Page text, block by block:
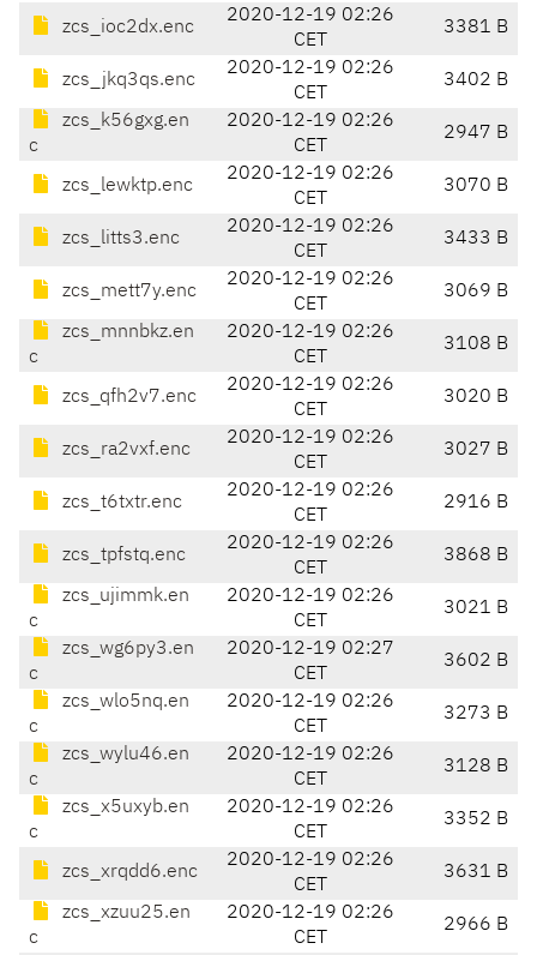
zcs_ioc2dx.enc
2020-12-19 02:26
CET
3381 B
zcs_jkq3qs.enc
2020-12-19 02:26
CET
3402 B
zcs_k56gxg.en
c
2020-12-19 02:26
CET
2947 B
zcs_lewktp.enc
2020-12-19 02:26
CET
3070 B
zcs_litts3.enc
2020-12-19 02:26
CET
3433 B
zcs_mett7y.enc
2020-12-19 02:26
CET
3069 B
zcs_mnnbkz.en
c
2020-12-19 02:26
CET
3108 B
zcs_qfh2v7.enc
2020-12-19 02:26
CET
3020 B
zcs_ra2vxf.enc
2020-12-19 02:26
CET
3027 B
zcs_t6txtr.enc
2020-12-19 02:26
CET
2916 B
zcs_tpfstq.enc
2020-12-19 02:26
CET
3868 B
zcs_ujimmk.en
c
2020-12-19 02:26
CET
3021 B
zcs_wg6py3.en
c
2020-12-19 02:27
CET
3602 B
zcs_wlo5nq.en
c
2020-12-19 02:26
CET
3273 B
zcs_wylu46.en
c
2020-12-19 02:26
CET
3128 B
zcs_x5uxyb.en
c
2020-12-19 02:26
CET
3352 B
zcs_xrqdd6.enc
2020-12-19 02:26
CET
3631 B
zcs_xzuu25.en
c
2020-12-19 02:26
CET
2966 B